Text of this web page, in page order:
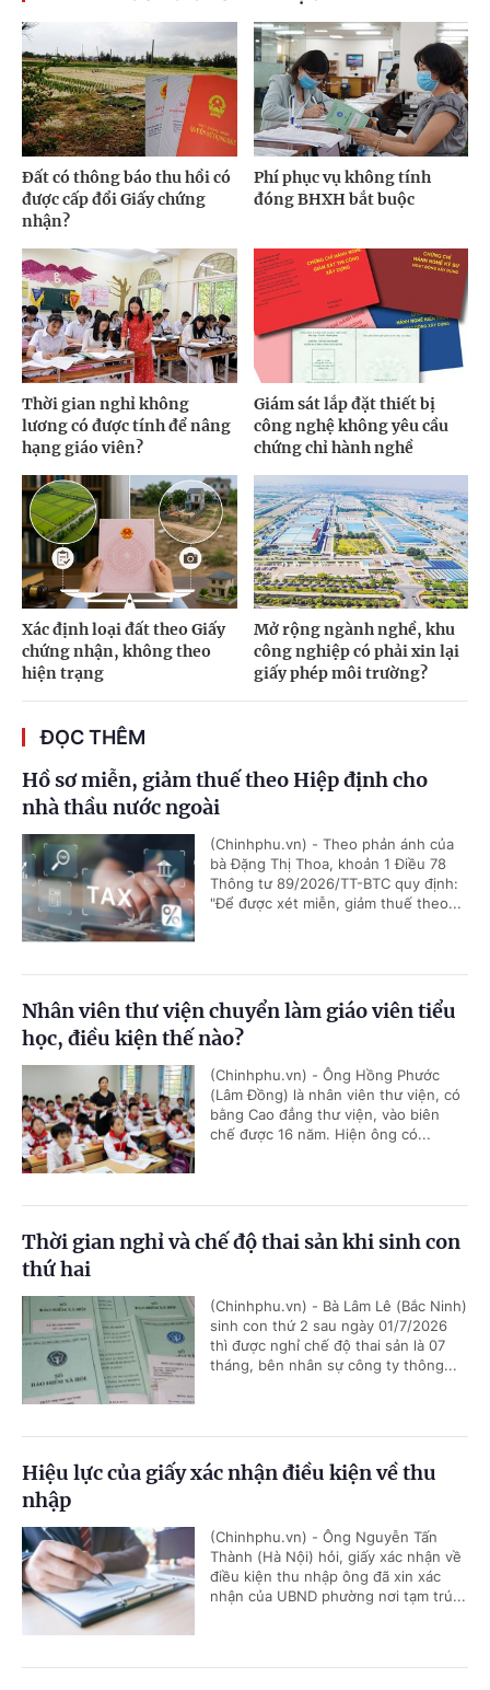
Đất có thông báo thu hồi có
được cấp đổi Giấy chứng
nhận?
Phí phục vụ không tính
đóng BHXH bắt buộc
Thời gian nghỉ không
lương có được tính để nâng
hạng giáo viên?
Giám sát lắp đặt thiết bị
công nghệ không yêu cầu
chứng chỉ hành nghề
Xác định loại đất theo Giấy
chứng nhận, không theo
hiện trạng
Mở rộng ngành nghề, khu
công nghiệp có phải xin lại
giấy phép môi trường?
ĐỌC THÊM
Hồ sơ miễn, giảm thuế theo Hiệp định cho
nhà thầu nước ngoài
(Chinhphu.vn) - Theo phản ánh của
bà Đặng Thị Thoa, khoản 1 Điều 78
Thông tư 89/2026/TT-BTC quy định:
"Để được xét miễn, giảm thuế theo...
Nhân viên thư viện chuyển làm giáo viên tiểu
học, điều kiện thế nào?
(Chinhphu.vn) - Ông Hồng Phước
(Lâm Đồng) là nhân viên thư viện, có
bằng Cao đẳng thư viện, vào biên
chế được 16 năm. Hiện ông có...
Thời gian nghỉ và chế độ thai sản khi sinh con
thứ hai
(Chinhphu.vn) - Bà Lâm Lê (Bắc Ninh)
sinh con thứ 2 sau ngày 01/7/2026
thì được nghỉ chế độ thai sản là 07
tháng, bên nhân sự công ty thông...
Hiệu lực của giấy xác nhận điều kiện về thu
nhập
(Chinhphu.vn) - Ông Nguyễn Tấn
Thành (Hà Nội) hỏi, giấy xác nhận về
điều kiện thu nhập ông đã xin xác
nhận của UBND phường nơi tạm trú...